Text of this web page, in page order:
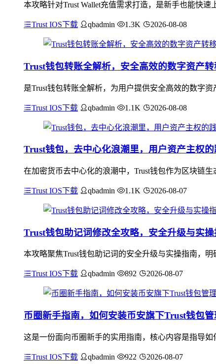
本攻略针对Trust Wallet充值需求打造，是新手也能快
Trust IOS下载 qbadmin 1.3K 2026-08-08
Trust钱包转账全解析，安全高效的数字资产
是Trust钱包转账全解析，为用户提供安全高效的数字
Trust IOS下载 qbadmin 1.1K 2026-08-08
Trust钱包，去中心化浪潮里，用户资产主权
在加密货币去中心化的浪潮中，Trust钱包作为区块链
Trust IOS下载 qbadmin 1.1K 2026-08-07
Trust钱包助记词修改全攻略，安全升级与实
本攻略聚焦Trust钱包助记词的安全升级与实操指南，
Trust IOS下载 qbadmin 892 2026-08-07
币圈新手指南，如何安装币安旗下Trust钱包
这是一份面向币圈新手的实用指南，核心内容是指导
Trust IOS下载 qbadmin 922 2026-08-07